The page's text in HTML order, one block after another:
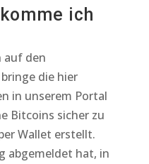
ich
auf den
die hier
in unserem Portal
Bitcoins sicher zu
Wallet erstellt.
abgemeldet hat, in